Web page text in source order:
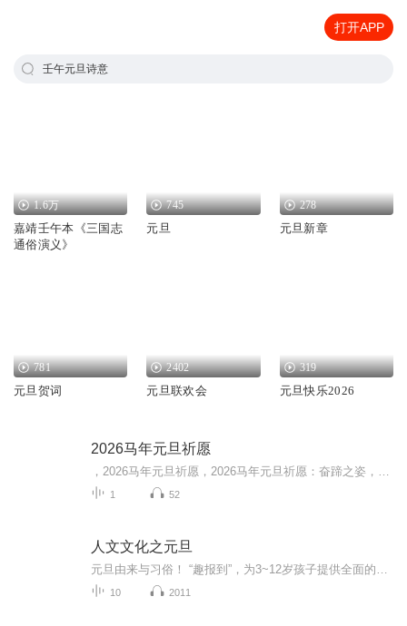
打开APP
壬午元旦诗意
1.6万
嘉靖壬午本《三国志
通俗演义》
745
元旦
278
元旦新章
781
元旦贺词
2402
元旦联欢会
319
元旦快乐2026
2026马年元旦祈愿
1 52
人文文化之元旦
10 2011